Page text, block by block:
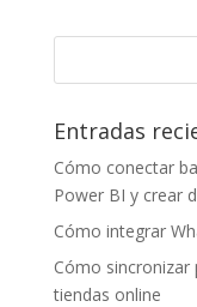
Entradas
Cómo conectar
Power BI y crear
Cómo integrar
Cómo
tiendas online